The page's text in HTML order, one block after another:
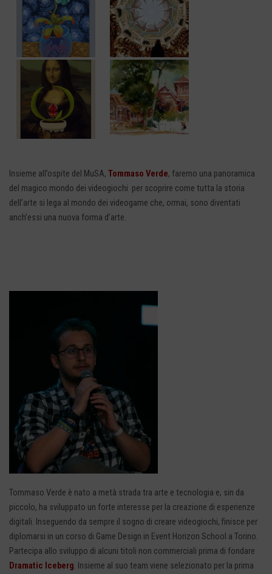
Insieme all’ospite del MuSA, Tommaso Verde, faremo una panoramica
del magico mondo dei videogiochi per scoprire come tutta la storia
dell’arte si lega al mondo dei videogame che, ormai, sono diventati
anch’essi una nuova forma d’arte.
Tommaso Verde è nato a metà strada tra arte e tecnologia e, sin da
piccolo, ha sviluppato un forte interesse per la creazione di esperienze
digitali. Inseguendo da sempre il sogno di creare videogiochi, finisce per
diplomarsi in un corso di Game Design in Event Horizon School a Torino.
Partecipa allo sviluppo di alcuni titoli non commerciali prima di fondare
Dramatic Iceberg. Insieme al suo team viene selezionato per la prima